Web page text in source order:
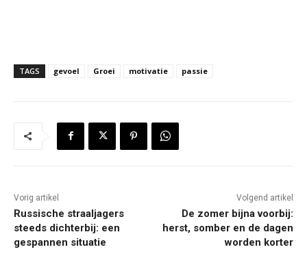
TAGS gevoel Groei motivatie passie
Vorig artikel
Russische straaljagers
steeds dichterbij: een
gespannen situatie
Volgend artikel
De zomer bijna voorbij:
herst, somber en de dagen
worden korter